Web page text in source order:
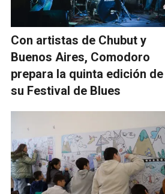
Con artistas de Chubut y
Buenos Aires, Comodoro
prepara la quinta edición de
su Festival de Blues